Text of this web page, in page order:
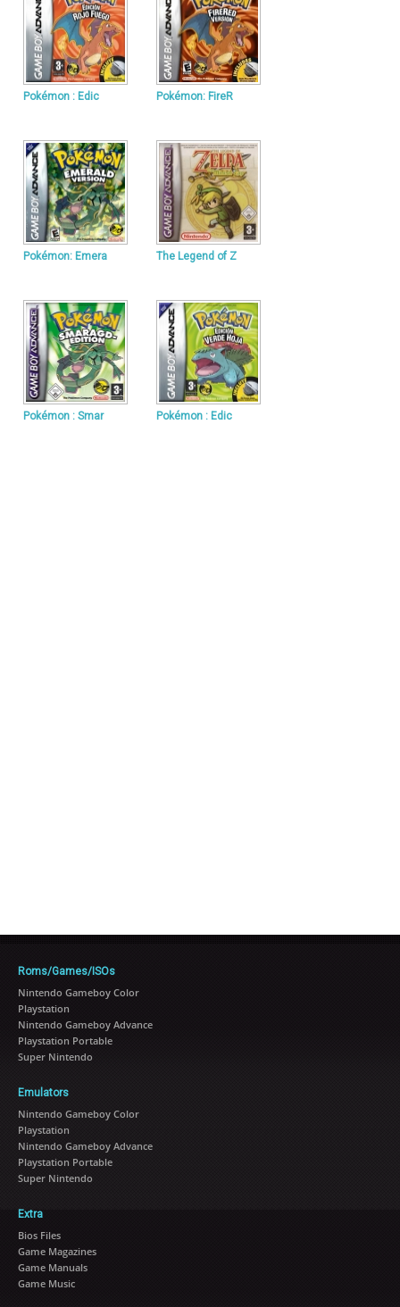
Pokémon : Edic Pokémon: FireR
Pokémon: Emera The Legend of Z
Pokémon : Smar Pokémon : Edic
Roms/Games/ISOs
Nintendo Gameboy Color
Playstation
Nintendo Gameboy Advance
Playstation Portable
Super Nintendo
Emulators
Nintendo Gameboy Color
Playstation
Nintendo Gameboy Advance
Playstation Portable
Super Nintendo
Extra
Bios Files
Game Magazines
Game Manuals
Game Music